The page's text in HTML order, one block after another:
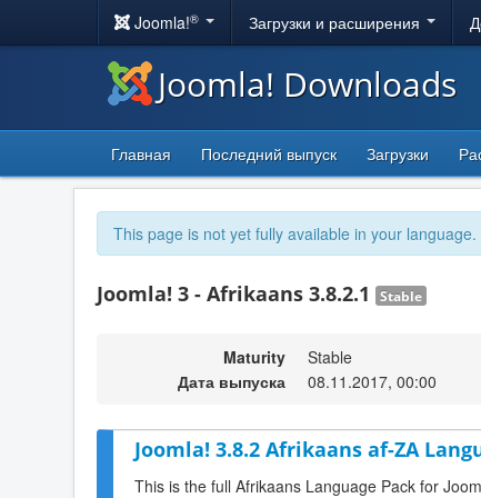
Joomla!® Загрузки и расширения
Joomla! Downloads
Главная Последний выпуск Загрузки
This page is not yet fully available in your
Joomla! 3 - Afrikaans 3.8.2.1 Stable
Maturity
Stable
Дата выпуска
08.11.2017, 00:00
Joomla! 3.8.2 Afrikaans af-ZA
This is the full Afrikaans Language Pack for